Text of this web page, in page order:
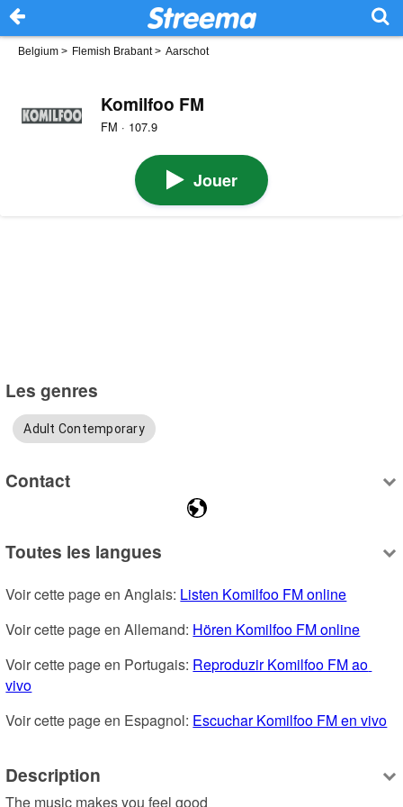
Belgium > Flemish Brabant> Aarschot
Komilfoo FM
FM · 107.9
Jouer
Les genres
Adult Contemporary
Contact
Toutes les langues
Voir cette page en Anglais: Listen Komilfoo FM online
Voir cette page en Allemand: Hören Komilfoo FM online
Voir cette page en Portugais: Reproduzir Komilfoo FM ao
vivo
Voir cette page en Espagnol: Escuchar Komilfoo FM en vivo
Description
The music makes you feel good